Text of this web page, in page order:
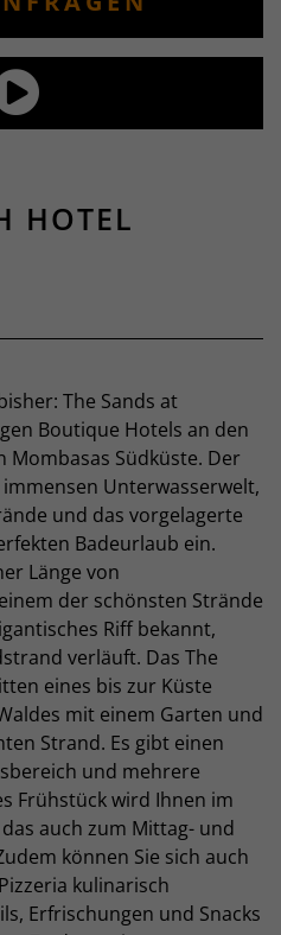
HOTEL
The Sands at
Boutique Hotels an den
Südküste. Der
Unterwasserwelt,
und das vorgelagerte
Badeurlaub ein.
Länge von
der schönsten Strände
Riff bekannt,
verläuft. Das The
eines bis zur Küste
mit einem Garten und
Strand. Es gibt einen
und mehrere
Frühstück wird Ihnen im
auch zum Mittag- und
können Sie sich auch
kulinarisch
Erfrischungen und Snacks